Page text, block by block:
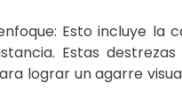
Esto incluye
Estas
lograr un agarre